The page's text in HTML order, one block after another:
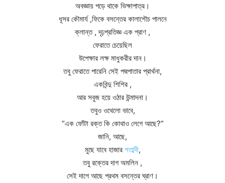
অবজ্ঞায় পড়ে থাকে ভিক্ষাপাত্র।
ধূসর কৌমার্য ,ফিকে বসন্তের কালাশৌচ পালনে
ক্লান্ত , দৃঢ়প্রতিজ্ঞ এক প্রাণ ,
ফেরাতে চেয়েছিল
উপেক্ষার লক্ষ মাধুকরীর দান।
তবু ফেরাতে পারেনি সেই পদ্মপাতার প্রার্থনা,
একবিন্দু শিশির ,
আর সবুজ হয়ে ওঠার উন্মাদনা।
তবুও ওথেলো ভাবে,
“এক ফোঁটা রক্ত কি কোথাও লেগে আছে?”
জানি, আছে,
মুছে যাবে হাজার শতাব্দী,
তবু রক্তের দাগ অমলিন ,
সেই দাগে আছে প্রথম বসন্তের ঘ্রাণ।